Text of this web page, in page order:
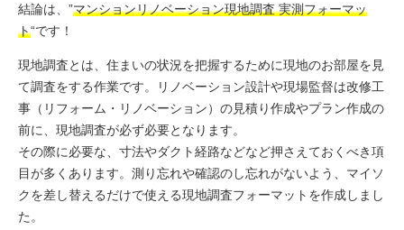
結論は、”マンションリノベーション現地調査 実測フォーマッ
ト“です！
現地調査とは、住まいの状況を把握するために現地のお部屋を見
て調査をする作業です。リノベーション設計や現場監督は改修工
事（リフォーム・リノベーション）の見積り作成やプラン作成の
前に、現地調査が必ず必要となります。
その際に必要な、寸法やダクト経路などなど押さえておくべき項
目が多くあります。測り忘れや確認のし忘れがないよう、マイソ
クを差し替えるだけで使える現地調査フォーマットを作成しまし
た。